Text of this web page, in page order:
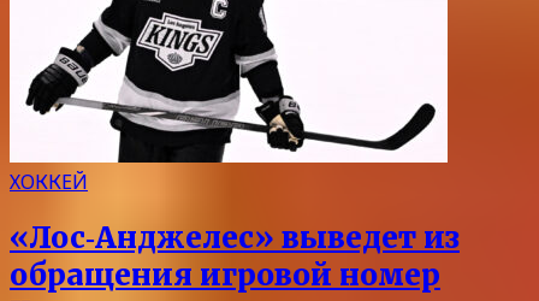
ХОККЕЙ
«Лос‑Анджелес» выведет из
обращения игровой номер